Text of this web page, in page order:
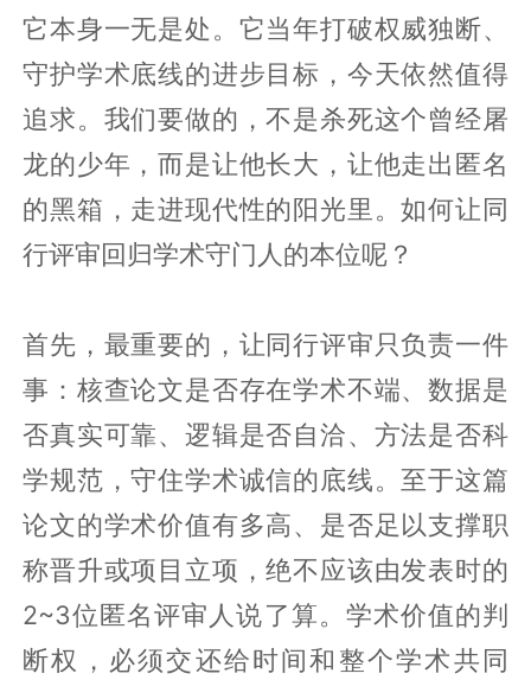
它本身一无是处。它当年打破权威独断、
守护学术底线的进步目标，今天依然值得
追求。我们要做的，不是杀死这个曾经屠
龙的少年，而是让他长大，让他走出匿名
的黑箱，走进现代性的阳光里。如何让同
行评审回归学术守门人的本位呢？
首先，最重要的，让同行评审只负责一件
事：核查论文是否存在学术不端、数据是
否真实可靠、逻辑是否自洽、方法是否科
学规范，守住学术诚信的底线。至于这篇
论文的学术价值有多高、是否足以支撑职
称晋升或项目立项，绝不应该由发表时的
2~3位匿名评审人说了算。学术价值的判
断权，必须交还给时间和整个学术共同